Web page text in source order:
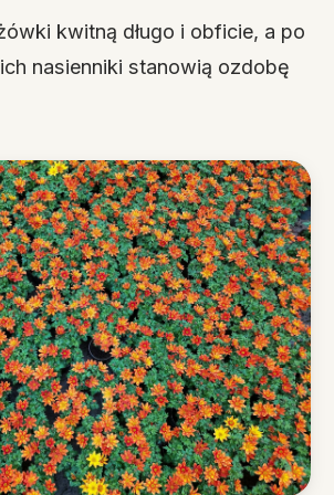
kwitną długo i obficie, a po
nasienniki stanowią ozdobę